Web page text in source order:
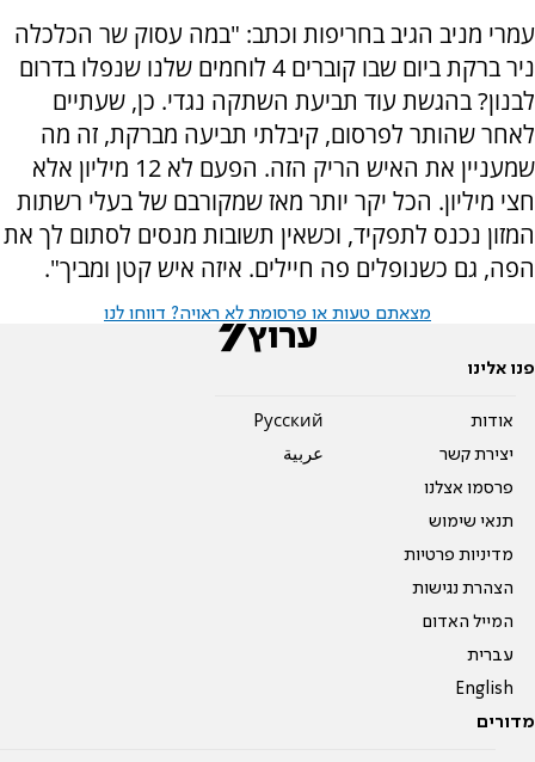
עמרי מניב הגיב בחריפות וכתב: "במה עסוק שר הכלכלה
ניר ברקת ביום שבו קוברים 4 לוחמים שלנו שנפלו בדרום
לבנון? בהגשת עוד תביעת השתקה נגדי. כן, שעתיים
לאחר שהותר לפרסום, קיבלתי תביעה מברקת, זה מה
שמעניין את האיש הריק הזה. הפעם לא 12 מיליון אלא
חצי מיליון. הכל יקר יותר מאז שמקורבם של בעלי רשתות
המזון נכנס לתפקיד, וכשאין תשובות מנסים לסתום לך את
הפה, גם כשנופלים פה חיילים. איזה איש קטן ומביך".
מצאתם טעות או פרסומת לא ראויה? דווחו לנו
פנו אלינו
אודות
יצירת קשר
פרסמו אצלנו
תנאי שימוש
מדיניות פרטיות
הצהרת נגישות
המייל האדום
עברית
English
Pусский
عربية
מדורים